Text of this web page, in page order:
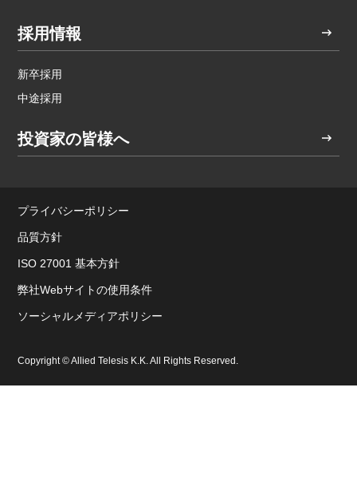
採用情報
新卒採用
中途採用
投資家の皆様へ
プライバシーポリシー
品質方針
ISO 27001 基本方針
弊社Webサイトの使用条件
ソーシャルメディアポリシー
Copyright © Allied Telesis K.K. All Rights Reserved.